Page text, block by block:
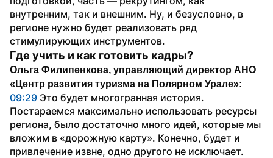
внутренним, так и внешним. Ну, и безусловно, в
регионе нужно будет реализовать ряд
стимулирующих инструментов.
Где учить и как готовить кадры?
Ольга Филипенкова, управляющий директор АНО
«Центр развития туризма на Полярном Урале»:
09:29 Это будет многогранная история.
Постараемся максимально использовать ресурсы
региона, было достаточно много идей, которые мы
вложим в «дорожную карту». Конечно, будет и
привлечение извне, одно другого не исключает.